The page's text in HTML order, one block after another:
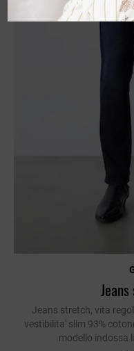
Jeans stretch, vita
vestibilita' slim 93%
modello indossa